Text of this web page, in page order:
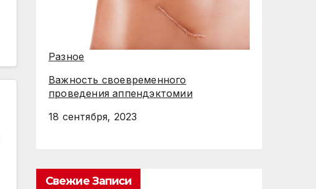
Разное
Важность своевременного
проведения аппендэктомии
18 сентября, 2023
Свежие Записи